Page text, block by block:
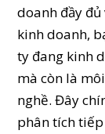
doanh đầy
kinh doanh,
ty đang kinh
mà còn là
nghề. Đây
phân tích